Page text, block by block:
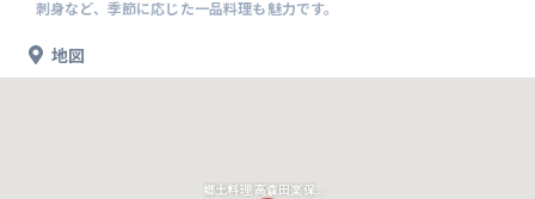
刺身など、季節に応じた一品料理も魅力です。
地図
郷土料理 高森田楽保存会